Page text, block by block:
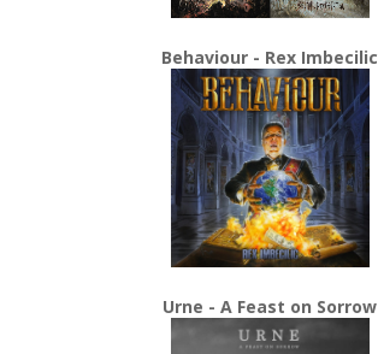
Behaviour - Rex Imbecilic
Urne - A Feast on Sorrow